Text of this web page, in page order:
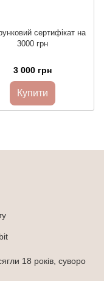
сертифікат на
3000 грн
3 000 грн
Купити
18 років, суворо